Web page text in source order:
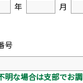
年 月
号
な場合は支部でお調